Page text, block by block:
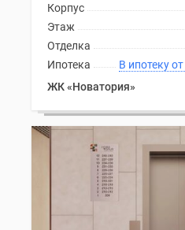
Корпус
Этаж
Отделка
Ипотека
ЖК «Новатория»